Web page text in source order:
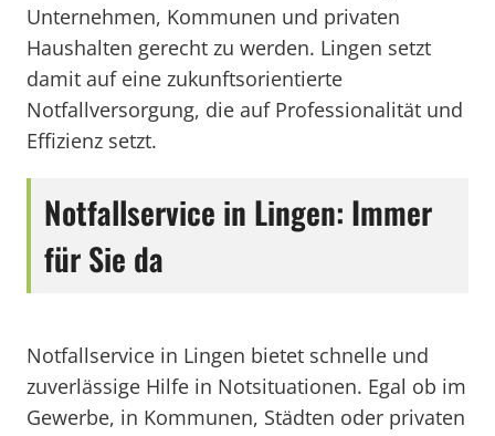
Unternehmen, Kommunen und privaten
Haushalten gerecht zu werden. Lingen setzt
damit auf eine zukunftsorientierte
Notfallversorgung, die auf Professionalität und
Effizienz setzt.
Notfallservice in Lingen: Immer
für Sie da
Notfallservice in Lingen bietet schnelle und
zuverlässige Hilfe in Notsituationen. Egal ob im
Gewerbe, in Kommunen, Städten oder privaten